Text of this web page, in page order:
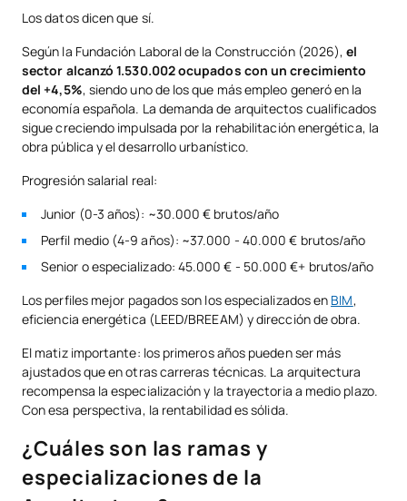
Los datos dicen que sí.
Según la Fundación Laboral de la Construcción (2026), el
sector alcanzó 1.530.002 ocupados con un crecimiento
del +4,5%, siendo uno de los que más empleo generó en la
economía española. La demanda de arquitectos cualificados
sigue creciendo impulsada por la rehabilitación energética, la
obra pública y el desarrollo urbanístico.
Progresión salarial real:
Junior (0-3 años): ~30.000 € brutos/año
Perfil medio (4-9 años): ~37.000 - 40.000 € brutos/año
Senior o especializado: 45.000 € - 50.000 €+ brutos/año
Los perfiles mejor pagados son los especializados en BIM,
eficiencia energética (LEED/BREEAM) y dirección de obra.
El matiz importante: los primeros años pueden ser más
ajustados que en otras carreras técnicas. La arquitectura
recompensa la especialización y la trayectoria a medio plazo.
Con esa perspectiva, la rentabilidad es sólida.
¿Cuáles son las ramas y
especializaciones de la